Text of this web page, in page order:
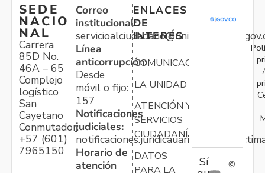
SEDE
NACIO
NAL
Carrera
85D No.
46A – 65
Complejo
logístico
San
Cayetano
Conmutador:
+57 (601)
7965150
Correo
institucional:
Línea
anticorrupción:
Desde
móvil o fijo:
157
Notificaciones
judiciales:
Horario de
atención
ENLACES
DE
INTERÉS
COMUNICACIONES
LA UNIDAD
ATENCIÓN Y
SERVICIOS
CIUDADANÍA
DATOS
PARA LA
Sí
©